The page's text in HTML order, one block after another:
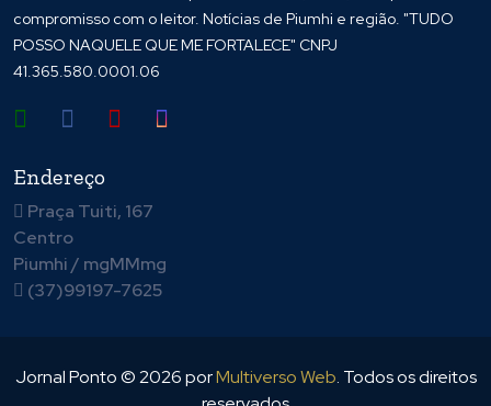
compromisso com o leitor. Notícias de Piumhi e região. "TUDO
POSSO NAQUELE QUE ME FORTALECE" CNPJ
41.365.580.0001.06
Endereço
Praça Tuiti, 167
Centro
Piumhi / mgMMmg
(37)99197-7625
Jornal Ponto ©2026porMultiverso Web. Todos os direitos